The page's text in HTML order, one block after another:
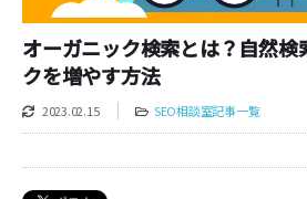
オーガニック検索とは？自然検
クを増やす方法
2023.02.15 SEO相談室記事一覧